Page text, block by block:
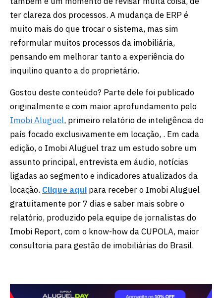
ter clareza dos processos. A mudança de ERP é
muito mais do que trocar o sistema, mas sim
reformular muitos processos da imobiliária,
pensando em melhorar tanto a experiência do
inquilino quanto a do proprietário.
Gostou deste conteúdo? Parte dele foi publicado
originalmente e com maior aprofundamento pelo
Imobi Aluguel, primeiro relatório de inteligência do
país focado exclusivamente em locação, . Em cada
edição, o Imobi Aluguel traz um estudo sobre um
assunto principal, entrevista em áudio, notícias
ligadas ao segmento e indicadores atualizados da
locação. Clique aqui para receber o Imobi Aluguel
gratuitamente por 7 dias e saber mais sobre o
relatório, produzido pela equipe de jornalistas do
Imobi Report, com o know-how da CUPOLA, maior
consultoria para gestão de imobiliárias do Brasil.